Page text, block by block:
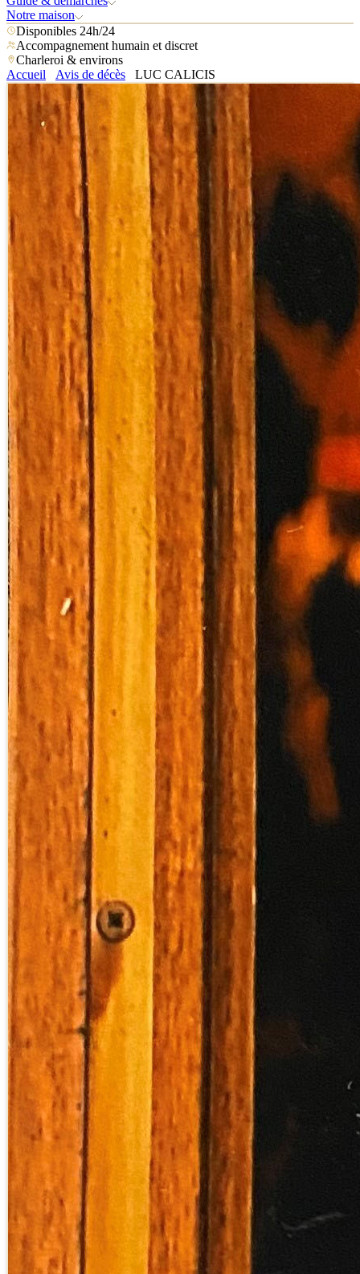
Notre maison
Disponibles 24h/24
Accompagnement humain et discret
Charleroi & environs
Accueil
Avis de décès LUC CALICIS